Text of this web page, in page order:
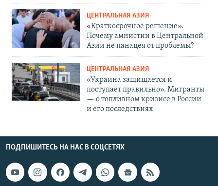
ЦЕНТРАЛЬНАЯ АЗИЯ
«Краткосрочное решение».
Почему амнистии в Центральной
Азии не панацея от проблемы?
ЦЕНТРАЛЬНАЯ АЗИЯ
«Украина защищается и
поступает правильно». Мигранты
— о топливном кризисе в России
и его последствиях
ПОДПИШИТЕСЬ НА НАС В СОЦСЕТЯХ